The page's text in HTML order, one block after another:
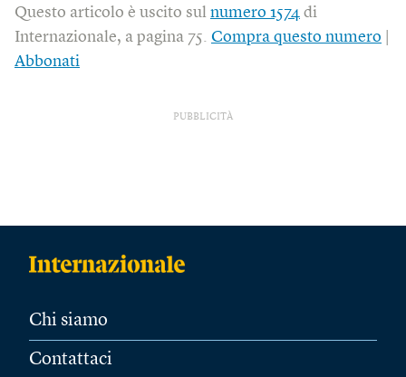
Questo articolo è uscito sul numero 1574 di
Internazionale, a pagina 75. Compra questo numero
Abbonati
PUBBLICITÀ
Chi siamo
Contattaci